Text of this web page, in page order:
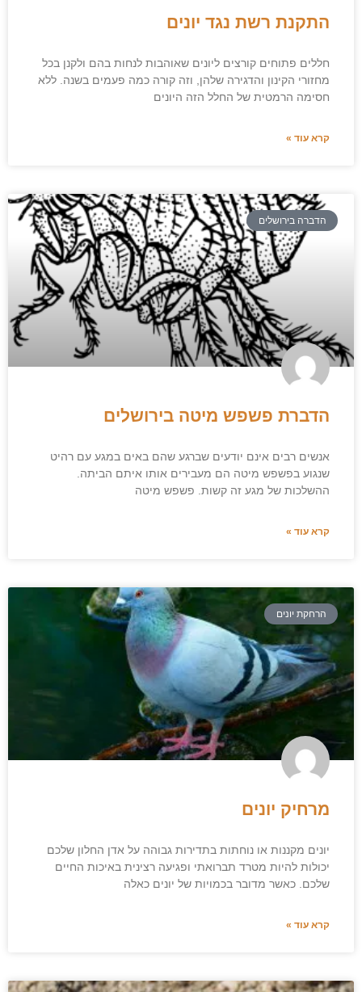
התקנת רשת נגד יונים
חללים פתוחים קורצים ליונים שאוהבות לנחות בהם ולקנן בכל
מחזורי הקינון והדגירה שלהן, וזה קורה כמה פעמים בשנה. ללא
חסימה הרמטית של החלל הזה היונים
קרא עוד »
הדברה בירושלים
הדברת פשפש מיטה בירושלים
אנשים רבים אינם יודעים שברגע שהם באים במגע עם רהיט
שנגוע בפשפש מיטה הם מעבירים אותו איתם הביתה.
ההשלכות של מגע זה קשות. פשפש מיטה
קרא עוד »
הרחקת יונים
מרחיק יונים
יונים מקננות או נוחתות בתדירות גבוהה על אדן החלון שלכם
יכולות להיות מטרד תברואתי ופגיעה רצינית באיכות החיים
שלכם. כאשר מדובר בכמויות של יונים כאלה
קרא עוד »